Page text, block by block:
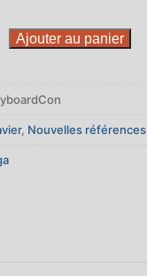
Ajouter au panier
, Nouvelles références